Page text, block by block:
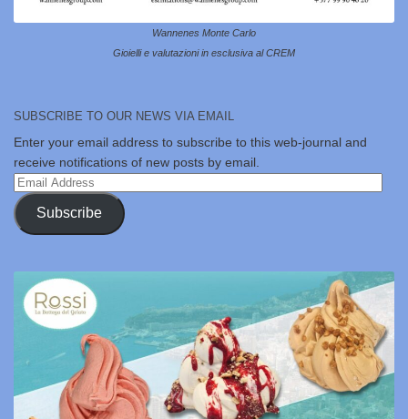
Wannenes Monte Carlo
Gioielli e valutazioni in esclusiva al CREM
SUBSCRIBE TO OUR NEWS VIA EMAIL
Enter your email address to subscribe to this web-journal and
receive notifications of new posts by email.
Email
Address
Subscribe